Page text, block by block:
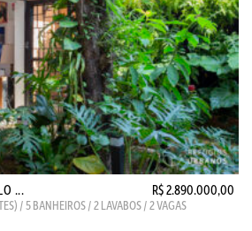
... R$ 2.890.000,00
/ 5 BANHEIROS / 2 LAVABOS / 2 VAGAS